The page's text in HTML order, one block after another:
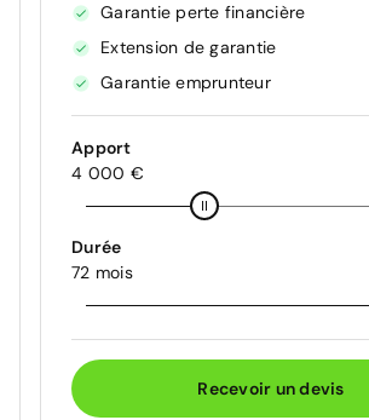
Garantie perte financière
Extension de garantie
Garantie emprunteur
Apport
4 000 €
Durée
72 mois
Recevoir un devis